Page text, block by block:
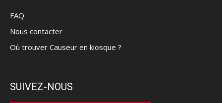
FAQ
Nous contacter
Où trouver Causeur en kiosque ?
SUIVEZ-NOUS